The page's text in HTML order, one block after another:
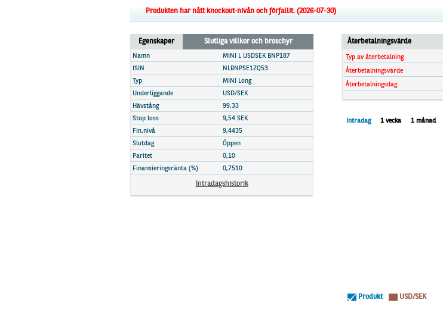
Stoppade & förfallna produkter
Kunskapscentra+
Produkten har nått knockout-nivån och förfallit. (2026-07-30)
Egenskaper Slutliga villkor och broschyr
Namn
MINI L USDSEK BNP187
ISIN
NLBNPSE1ZQ53
Typ
MINI Long
Underliggande
USD/SEK
Hävstång
99,33
Stop loss
9,54 SEK
Fin.nivå
9,4435
Slutdag
Öppen
Paritet
0,10
Finansieringsränta (%)
0,7510
Intradagshistorik
Återbetalningsvärde
Typ av återbetalning
Återbetalningsvärde
Återbetalningsdag
Intradag 1 vecka 1 månad
Produkt USD/SEK